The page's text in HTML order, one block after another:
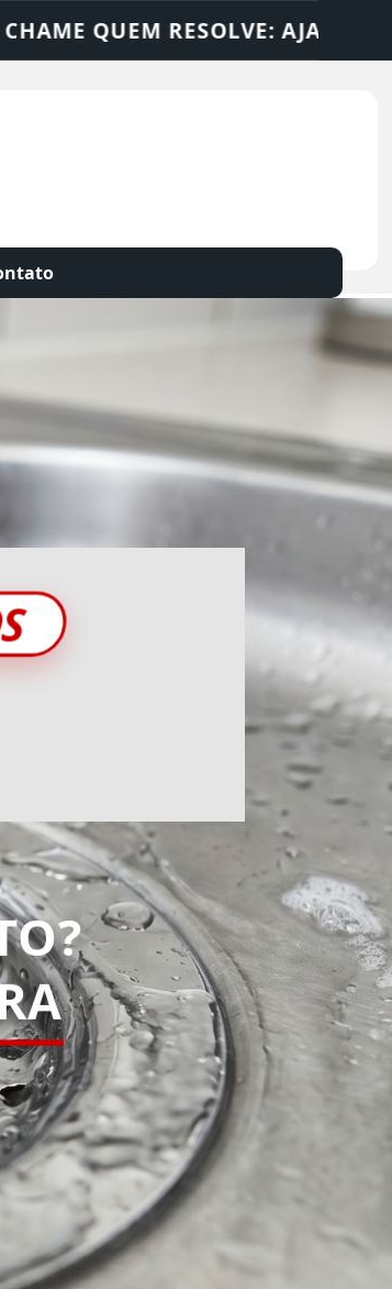
DEDETIZADORA •